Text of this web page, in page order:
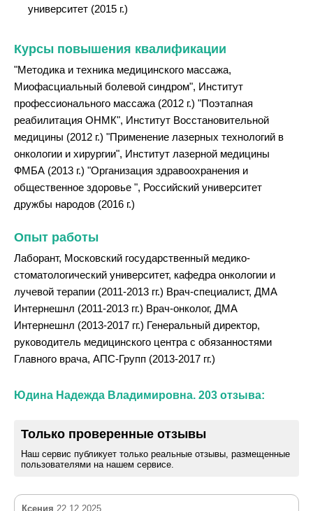
университет (2015 г.)
Курсы повышения квалификации
"Методика и техника медицинского массажа,
Миофасциальный болевой синдром", Институт
профессионального массажа (2012 г.) "Поэтапная
реабилитация ОНМК", Институт Восстановительной
медицины (2012 г.) "Применение лазерных технологий в
онкологии и хирургии", Институт лазерной медицины
ФМБА (2013 г.) "Организация здравоохранения и
общественное здоровье ", Российский университет
дружбы народов (2016 г.)
Опыт работы
Лаборант, Московский государственный медико-
стоматологический университет, кафедра онкологии и
лучевой терапии (2011-2013 гг.) Врач-специалист, ДМА
Интернешнл (2011-2013 гг.) Врач-онколог, ДМА
Интернешнл (2013-2017 гг.) Генеральный директор,
руководитель медицинского центра с обязанностями
Главного врача, АПС-Групп (2013-2017 гг.)
Юдина Надежда Владимировна. 203 отзыва:
Только проверенные отзывы
Наш сервис публикует только реальные отзывы, размещенные
пользователями на нашем сервисе.
Ксения 22.12.2025